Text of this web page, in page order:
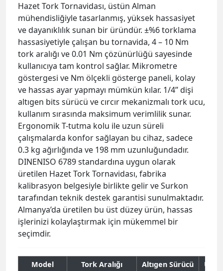
Hazet Tork Tornavidası, üstün Alman
mühendisliğiyle tasarlanmış, yüksek hassasiyet
ve dayanıklılık sunan bir üründür. ±%6 torklama
hassasiyetiyle çalışan bu tornavida, 4 – 10 Nm
tork aralığı ve 0.01 Nm çözünürlüğü sayesinde
kullanıcıya tam kontrol sağlar. Mikrometre
göstergesi ve Nm ölçekli gösterge paneli, kolay
ve hassas ayar yapmayı mümkün kılar. 1/4’’ dişi
altıgen bits sürücü ve cırcır mekanizmalı tork ucu,
kullanım sırasında maksimum verimlilik sunar.
Ergonomik T-tutma kolu ile uzun süreli
çalışmalarda konfor sağlayan bu cihaz, sadece
0.3 kg ağırlığında ve 198 mm uzunluğundadır.
DINENISO 6789 standardına uygun olarak
üretilen Hazet Tork Tornavidası, fabrika
kalibrasyon belgesiyle birlikte gelir ve Surkon
tarafından teknik destek garantisi sunulmaktadır.
Almanya’da üretilen bu üst düzey ürün, hassas
işlerinizi kolaylaştırmak için mükemmel bir
seçimdir.
Model Tork Aralığı Altıgen Sürücü